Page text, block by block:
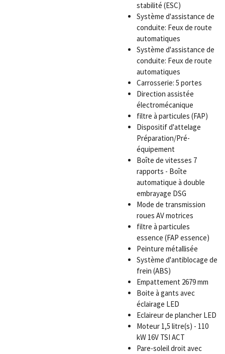
stabilité (ESC)
Système d'assistance de
conduite: Feux de route
automatiques
Système d'assistance de
conduite: Feux de route
automatiques
Carrosserie: 5 portes
Direction assistée
électromécanique
filtre à particules (FAP)
Dispositif d'attelage
Préparation/Pré-
équipement
Boîte de vitesses 7
rapports - Boîte
automatique à double
embrayage DSG
Mode de transmission
roues AV motrices
filtre à particules
essence (FAP essence)
Peinture métallisée
Système d'antiblocage de
frein (ABS)
Empattement 2679 mm
Boite à gants avec
éclairage LED
Eclaireur de plancher LED
Moteur 1,5 litre(s) - 110
kW 16V TSI ACT
Pare-soleil droit avec